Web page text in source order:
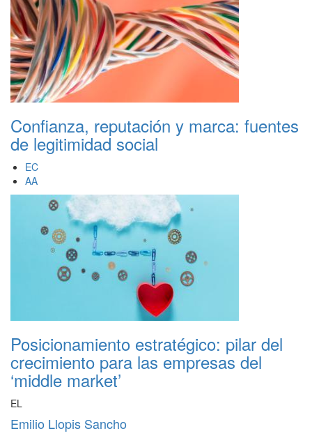
Confianza, reputación y marca: fuentes
de legitimidad social
EC
AA
Posicionamiento estratégico: pilar del
crecimiento para las empresas del
‘middle market’
EL
Emilio Llopis Sancho